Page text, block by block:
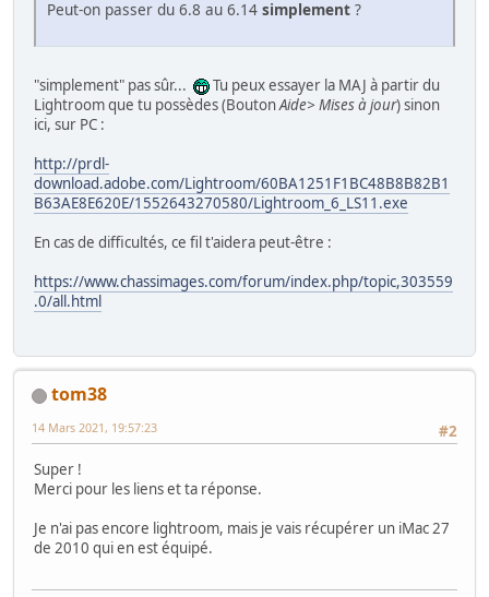
Peut-on passer du 6.8 au 6.14 simplement ?
"simplement" pas sûr...
Tu peux essayer la MAJ à partir du
Lightroom que tu possèdes (BoutonAide> Mises à jour) sinon
ici, sur PC :
http://prdl-
download.adobe.com/Lightroom/60BA1251F1BC48B8B82B1
B63AE8E620E/1552643270580/Lightroom_6_LS11.exe
En cas de difficultés, ce fil t'aidera peut-être :
https://www.chassimages.com/forum/index.php/topic,303559
.0/all.html
tom38
#2
14 Mars 2021, 19:57:23
Super !
Merci pour les liens et ta réponse.
Je n'ai pas encore lightroom, mais je vais récupérer un iMac 27
de 2010 qui en est équipé.